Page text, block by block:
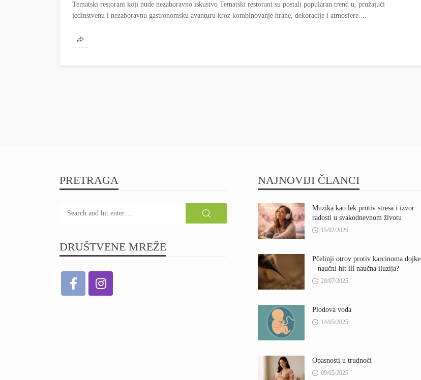
Tematski restorani koji nude nezaboravno iskustvo Tematski restorani su postali popularan trend u, pružajući
jedinstvenu i nezaboravnu gastronomsku avanturu kroz kombinovanje hrane, dekoracije i atmosfere....
PRETRAGA
DRUŠTVENE MREŽE
NAJNOVIJI ČLANCI
Muzika kao lek protiv stresa i izvor
radosti u svakodnevnom životu
15/02/2026
Pčelinji otrov protiv karcinoma dojke
– naučni hit ili naučna iluzija?
28/07/2025
Plodova voda
14/05/2025
Opasnosti u trudnoći
09/05/2025